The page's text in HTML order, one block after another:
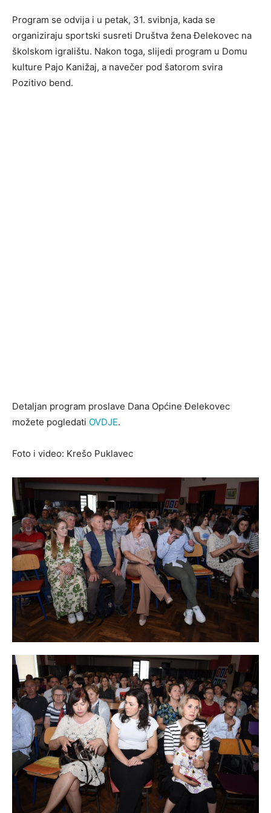
Program se odvija i u petak, 31. svibnja, kada se
organiziraju sportski susreti Društva žena Đelekovec na
školskom igralištu. Nakon toga, slijedi program u Domu
kulture Pajo Kanižaj, a navečer pod šatorom svira
Pozitivo bend.
Detaljan program proslave Dana Općine Đelekovec
možete pogledati OVDJE.
Foto i video: Krešo Puklavec